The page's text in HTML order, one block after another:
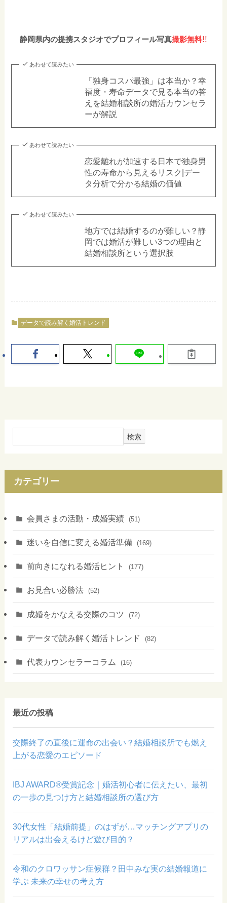
静岡県内の提携スタジオでプロフィール写真撮影無料!!
あわせて読みたい
「独身コスパ最強」は本当か？幸
福度・寿命データで見る本当の答
えを結婚相談所の婚活カウンセラ
ーが解説
あわせて読みたい
恋愛離れが加速する日本で独身男
性の寿命から見えるリスク|デー
タ分析で分かる結婚の価値
あわせて読みたい
地方では結婚するのが難しい？静
岡では婚活が難しい3つの理由と
結婚相談所という選択肢
データで読み解く婚活トレンド
検索
カテゴリー
会員さまの活動・成婚実績 (51)
迷いを自信に変える婚活準備 (169)
前向きになれる婚活ヒント (177)
お見合い必勝法 (52)
成婚をかなえる交際のコツ (72)
データで読み解く婚活トレンド (82)
代表カウンセラーコラム (16)
最近の投稿
交際終了の直後に運命の出会い？結婚相談所でも燃え
上がる恋愛のエピソード
IBJ AWARD®受賞記念｜婚活初心者に伝えたい、最初
の一歩の見つけ方と結婚相談所の選び方
30代女性「結婚前提」のはずが…マッチングアプリの
リアルは出会えるけど遊び目的？
令和のクロワッサン症候群？田中みな実の結婚報道に
学ぶ 未来の幸せの考え方